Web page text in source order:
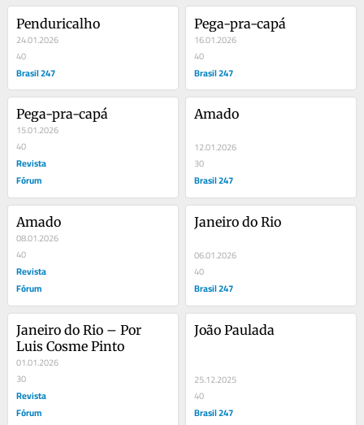
Penduricalho
24.01.2026
40
Brasil 247
Pega-pra-capá
16.01.2026
40
Brasil 247
Pega-pra-capá
15.01.2026
40
Revista
Fórum
Amado
12.01.2026
30
Brasil 247
Amado
08.01.2026
40
Revista
Fórum
Janeiro do Rio
06.01.2026
40
Brasil 247
Janeiro do Rio – Por
Luis Cosme Pinto
01.01.2026
30
Revista
Fórum
João Paulada
25.12.2025
40
Brasil 247